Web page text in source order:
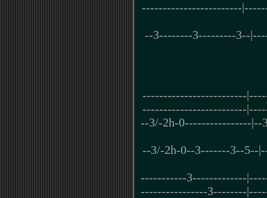
------------------------
--3--------3---------3--
-------------------------
-------------------------
--3/-2h-0----------------
--3/-2h-0--3-------3--5--
-----------3-------------
----------------3--------